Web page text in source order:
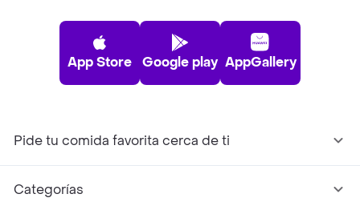
App Store Google play AppGallery
Pide tu comida favorita cerca de ti
Categorías